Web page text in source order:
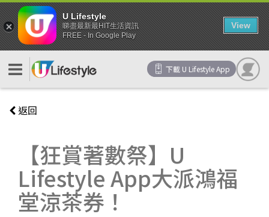
下載 U Lifestyle App
返回
【狂賞著數祭】U
Lifestyle App大派鴻福
堂涼茶券！
U Lifestyle
睇盡最新最HIT生活資訊
FREE - In Google Play
View